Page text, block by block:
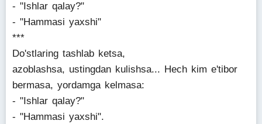
- "Ishlar qalay?"
- "Hammasi yaxshi"
***
Do'stlaring tashlab ketsa,
azoblashsa, ustingdan kulishsa... Hech kim e'tibor
bermasa, yordamga kelmasa:
- "Ishlar qalay?"
- "Hammasi yaxshi".